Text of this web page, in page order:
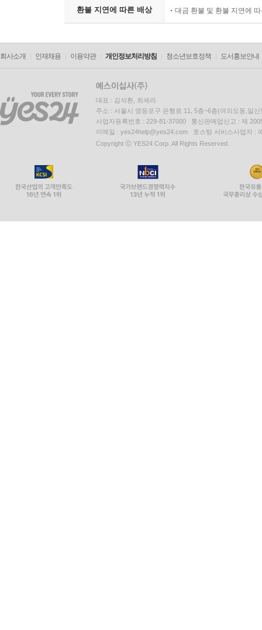
환불 지연에 따른 배상 대금 환불 및 환불 지연에
회사소개 인재채용 이용약관 개인정보처리방침 청소년보호정책 도서홍보안내
대표 : 김석환, 최세라
주소 : 서울시 영등포구 은행로 11, 5층~6층(여의도동,일신
사업자등록번호 : 229-81-37000 통신판매업신고 : 제
이메일 : yes24help@yes24.com 호스팅 서비스사업자 :
Copyright ⓒ YES24 Corp. All Rights Reserved.